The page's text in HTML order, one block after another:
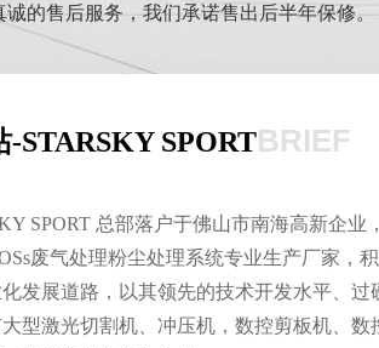
诚的售后服务，我们承诺售出后半年保修。
STARSKY SPORTBRIEF
SPORT 总部落户于佛山市南海高新企业
废气处理粉尘处理系统专业生产厂家，
发展道路，以其领先的技术开发水平、过
型激光切割机、冲压机，数控剪板机、数